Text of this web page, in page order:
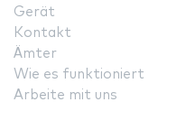
Gerät
Kontakt
Ämter
Wie es funktioniert
Arbeite mit uns